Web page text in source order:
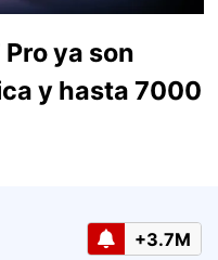
Pro ya son
y hasta 7000
+3.7M